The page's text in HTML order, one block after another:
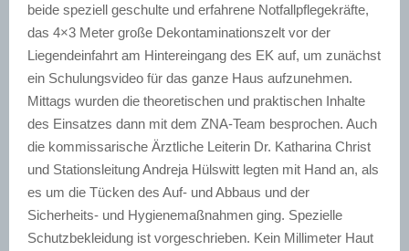
beide speziell geschulte und erfahrene Notfallpflegekräfte,
das 4×3 Meter große Dekontaminationszelt vor der
Liegendeinfahrt am Hintereingang des EK auf, um zunächst
ein Schulungsvideo für das ganze Haus aufzunehmen.
Mittags wurden die theoretischen und praktischen Inhalte
des Einsatzes dann mit dem ZNA-Team besprochen. Auch
die kommissarische Ärztliche Leiterin Dr. Katharina Christ
und Stationsleitung Andreja Hülswitt legten mit Hand an, als
es um die Tücken des Auf- und Abbaus und der
Sicherheits- und Hygienemaßnahmen ging. Spezielle
Schutzbekleidung ist vorgeschrieben. Kein Millimeter Haut